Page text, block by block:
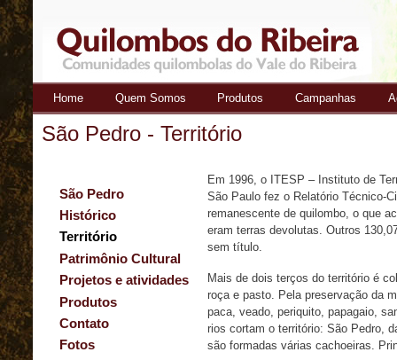
Quilombos
do Ribeira
Home Quem Somos Produtos Campanhas
São Pedro - Território
São Pedro
Histórico
Território
Patrimônio Cultural
Projetos e atividades
Produtos
Contato
Fotos
Em 1996, o ITESP – Instituto de
São Paulo fez o Relatório Técnico-
remanescente de quilombo, o que
eram terras devolutas. Outros
sem título.
Mais de dois terços do território é
roça e pasto. Pela preservação da
paca, veado, periquito, papagaio,
rios cortam o território: São Pedro,
são formadas várias cachoeiras.